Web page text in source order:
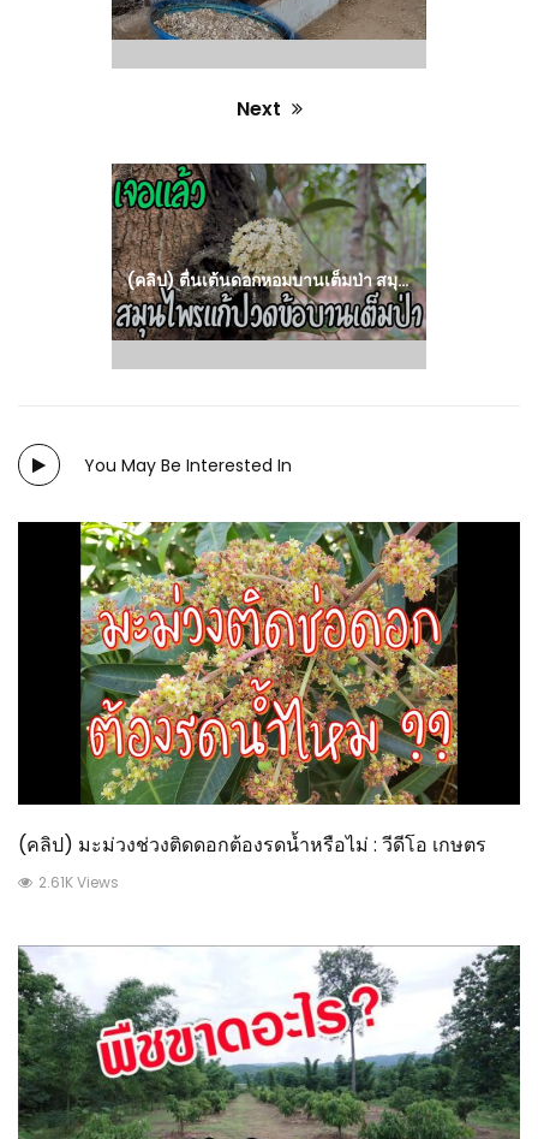
Next
Next
post:
(คลิป) ตื่นเต้นดอกหอมบานเต็มป่า สมุนไพรโบราณแก้ปวดข้อปลูกไว้ยิ่งสวย : วีดีโอ เกษตร
You May Be Interested In
(คลิป) มะม่วงช่วงติดดอกต้องรดน้ำหรือไม่ : วีดีโอ เกษตร
2.61K Views